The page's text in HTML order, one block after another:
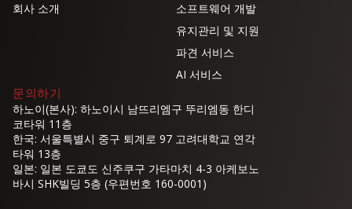
회사 소개
소프트웨어 개발
유지관리 및 지원
파견 서비스
AI 서비스
문의하기
하노이(본사): 하노이시 남뜨리엠구 뚜리엠동 한디
코타워 11층
한국: 서울특별시 중구 퇴계로 97 고려대학교 연각
타워 13층
일본: 일본 도쿄도 신주쿠구 가타마치 4-3 아케보노
바시 SHK빌딩 5층 (우편번호 160-0001)